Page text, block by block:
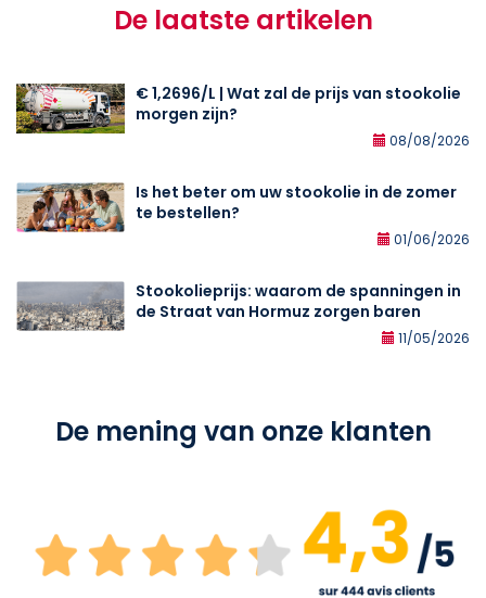
De laatste artikelen
€ 1,2696/L | Wat zal de prijs van stookolie
morgen zijn?
08/08/2026
Is het beter om uw stookolie in de zomer
te bestellen?
01/06/2026
Stookolieprijs: waarom de spanningen in
de Straat van Hormuz zorgen baren
11/05/2026
De mening van onze klanten